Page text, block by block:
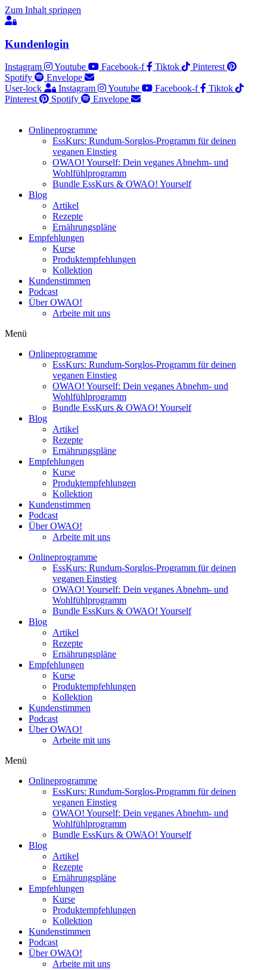
Zum Inhalt springen
Kundenlogin
Instagram Youtube Facebook-f Tiktok
Pinterest
Spotify
Envelope
User-lock
Instagram Youtube Facebook-f
Tiktok
Pinterest
Spotify Envelope
Onlineprogramme
EssKurs: Rundum-Sorglos-Programm für deinen
veganen Einstieg
OWAO! Yourself: Dein veganes Abnehm- und
Wohlfühlprogramm
Bundle EssKurs & OWAO! Yourself
Blog
Artikel
Rezepte
Ernährungspläne
Empfehlungen
Kurse
Produktempfehlungen
Kollektion
Kundenstimmen
Podcast
Über OWAO!
Arbeite mit uns
Menü
Onlineprogramme
EssKurs: Rundum-Sorglos-Programm für deinen
veganen Einstieg
OWAO! Yourself: Dein veganes Abnehm- und
Wohlfühlprogramm
Bundle EssKurs & OWAO! Yourself
Blog
Artikel
Rezepte
Ernährungspläne
Empfehlungen
Kurse
Produktempfehlungen
Kollektion
Kundenstimmen
Podcast
Über OWAO!
Arbeite mit uns
Onlineprogramme
EssKurs: Rundum-Sorglos-Programm für deinen
veganen Einstieg
OWAO! Yourself: Dein veganes Abnehm- und
Wohlfühlprogramm
Bundle EssKurs & OWAO! Yourself
Blog
Artikel
Rezepte
Ernährungspläne
Empfehlungen
Kurse
Produktempfehlungen
Kollektion
Kundenstimmen
Podcast
Über OWAO!
Arbeite mit uns
Menü
Onlineprogramme
EssKurs: Rundum-Sorglos-Programm für deinen
veganen Einstieg
OWAO! Yourself: Dein veganes Abnehm- und
Wohlfühlprogramm
Bundle EssKurs & OWAO! Yourself
Blog
Artikel
Rezepte
Ernährungspläne
Empfehlungen
Kurse
Produktempfehlungen
Kollektion
Kundenstimmen
Podcast
Über OWAO!
Arbeite mit uns